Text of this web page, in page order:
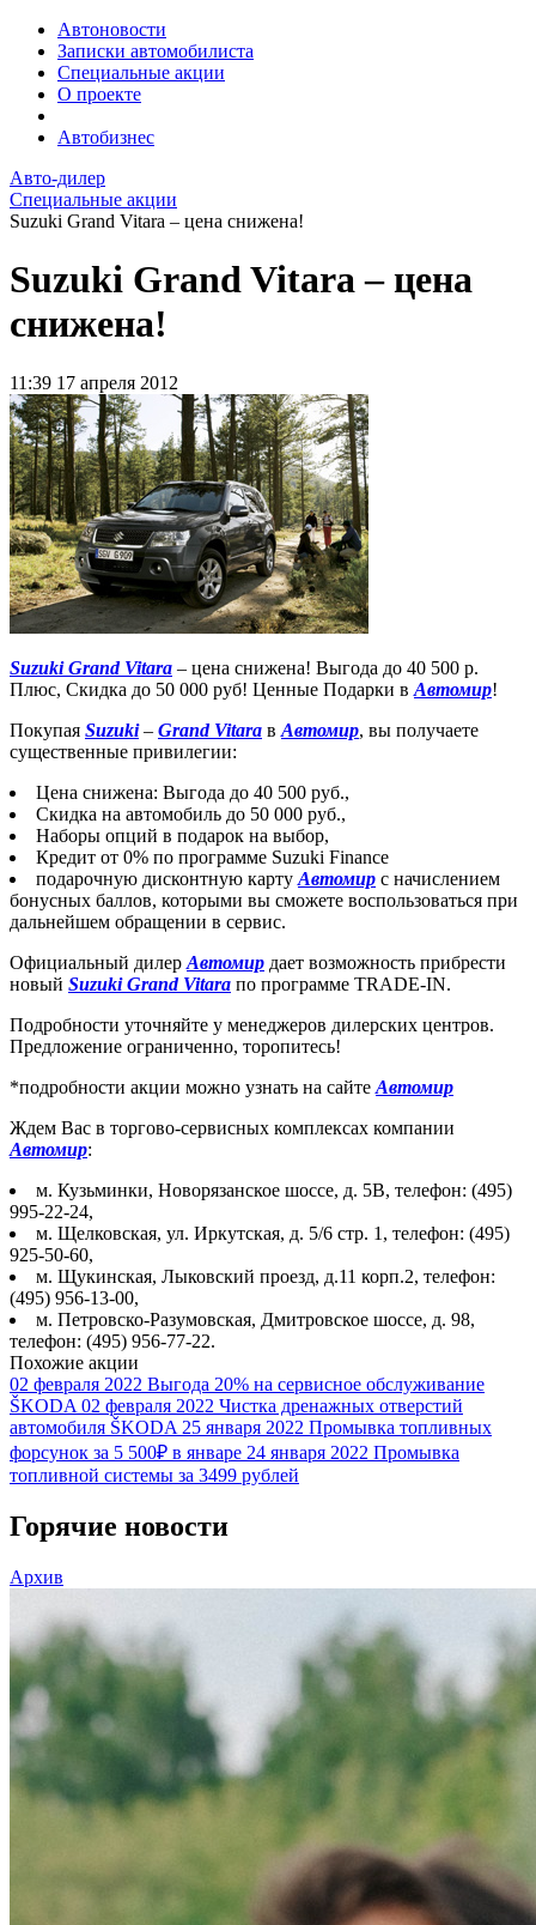
Автоновости
Записки автомобилиста
Специальные акции
О проекте
Автобизнес
Авто-дилер
Специальные акции
Suzuki Grand Vitara – цена снижена!
Suzuki Grand Vitara – цена
снижена!
11:39 17 апреля 2012
Suzuki Grand Vitara – цена снижена! Выгода до 40 500 р.
Плюс, Скидка до 50 000 руб! Ценные Подарки в Автомир!
Покупая Suzuki– Grand Vitara в Автомир, вы получаете
существенные привилегии:
Цена снижена: Выгода до 40 500 руб.,
Скидка на автомобиль до 50 000 руб.,
Наборы опций в подарок на выбор,
Кредит от 0% по программе Suzuki Finance
подарочную дисконтную карту Автомир с начислением
бонусных баллов, которыми вы сможете воспользоваться при
дальнейшем обращении в сервис.
Официальный дилер Автомир дает возможность прибрести
новый Suzuki Grand Vitara по программе TRADE-IN.
Подробности уточняйте у менеджеров дилерских центров.
Предложение ограниченно, торопитесь!
*подробности акции можно узнать на сайте Автомир
Ждем Вас в торгово-сервисных комплексах компании
Автомир:
м. Кузьминки, Новорязанское шоссе, д. 5В, телефон: (495)
995-22-24,
м. Щелковская, ул. Иркутская, д. 5/6 стр. 1, телефон: (495)
925-50-60,
м. Щукинская, Лыковский проезд, д.11 корп.2, телефон:
(495) 956-13-00,
м. Петровско-Разумовская, Дмитровское шоссе, д. 98,
телефон: (495) 956-77-22.
Похожие акции
02 февраля 2022 Выгода 20% на сервисное обслуживание
ŠKODA 02 февраля 2022 Чистка дренажных отверстий
автомобиля ŠKODA 25 января 2022 Промывка топливных
форсунок за 5 500₽ в январе 24 января 2022 Промывка
топливной системы за 3499 рублей
Горячие новости
Архив